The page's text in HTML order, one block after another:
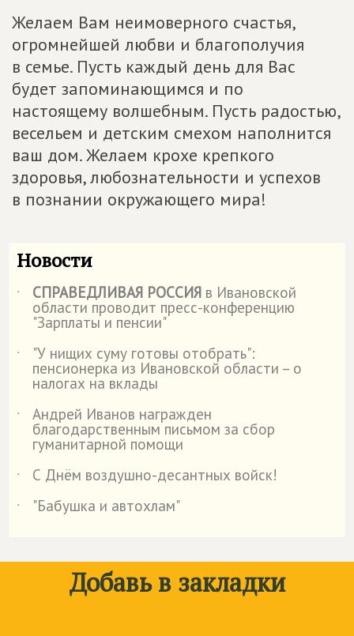
Желаем Вам неимоверного счастья,
огромнейшей любви и благополучия
в семье. Пусть каждый день для Вас
будет запоминающимся и по
настоящему волшебным. Пусть радостью,
весельем и детским смехом наполнится
ваш дом. Желаем крохе крепкого
здоровья, любознательности и успехов
в познании окружающего мира!
Новости
˙ СПРАВЕДЛИВАЯ РОССИЯ в Ивановской
области проводит пресс-конференцию
"Зарплаты и пенсии"
˙
"У нищих суму готовы отобрать":
пенсионерка из Ивановской области – о
налогах на вклады
˙
Андрей Иванов награжден
благодарственным письмом за сбор
гуманитарной помощи
˙
С Днём воздушно-десантных войск!
˙
"Бабушка и автохлам"
Добавь в закладки